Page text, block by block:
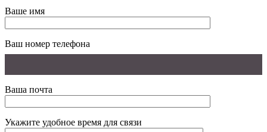
Ваше имя
Ваш номер телефона
Ваша почта
Укажите удобное время для связи